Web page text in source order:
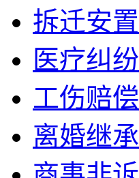
拆迁安置
医疗纠纷
工伤赔偿
离婚继承